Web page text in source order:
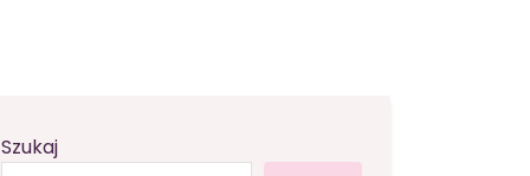
Szukaj